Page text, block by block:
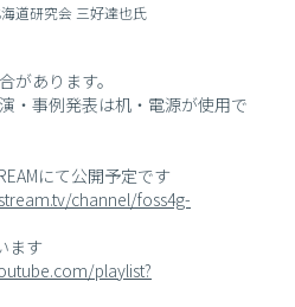
道研究会 三好達也氏
があります。
・事例発表は机・電源が使用で
にて公開予定です
channel/foss4g-
ます
playlist?